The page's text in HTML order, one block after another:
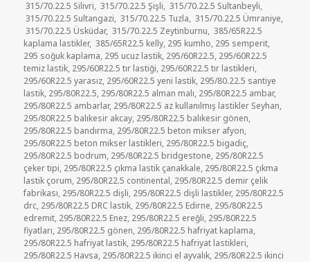
315/70.22.5 Silivri, 315/70.22.5 Şişli, 315/70.22.5 Sultanbeyli,
315/70.22.5 Sultangazi, 315/70.22.5 Tuzla, 315/70.22.5 Ümraniye,
315/70.22.5 Üsküdar, 315/70.22.5 Zeytinburnu, 385/65R22.5
kaplama lastikler, 385/65R22.5 kelly, 295 kumho, 295 semperit,
295 soğuk kaplama, 295 ucuz lastik, 295/60R22.5, 295/60R22.5
temiz lastik, 295/60R22.5 tır lastiği, 295/60R22.5 tır lastikleri,
295/60R22.5 yarasız, 295/60R22.5 yeni lastik, 295/80.22.5 santiye
lastik, 295/80R22.5, 295/80R22.5 alman malı, 295/80R22.5 ambar,
295/80R22.5 ambarlar, 295/80R22.5 az kullanılmış lastikler Seyhan,
295/80R22.5 balıkesir akcay, 295/80R22.5 balıkesir gönen,
295/80R22.5 bandırma, 295/80R22.5 beton mikser afyon,
295/80R22.5 beton mikser lastikleri, 295/80R22.5 bigadiç,
295/80R22.5 bodrum, 295/80R22.5 bridgestone, 295/80R22.5
çeker tipi, 295/80R22.5 çıkma lastik çanakkale, 295/80R22.5 çıkma
lastik çorum, 295/80R22.5 continental, 295/80R22.5 demir çelik
fabrikası, 295/80R22.5 dişli, 295/80R22.5 dişli lastikler, 295/80R22.5
drc, 295/80R22.5 DRC lastik, 295/80R22.5 Edirne, 295/80R22.5
edremit, 295/80R22.5 Enez, 295/80R22.5 ereğli, 295/80R22.5
fiyatları, 295/80R22.5 gönen, 295/80R22.5 hafriyat kaplama,
295/80R22.5 hafriyat lastik, 295/80R22.5 hafriyat lastikleri,
295/80R22.5 Havsa, 295/80R22.5 ikinci el ayvalık, 295/80R22.5 ikinci